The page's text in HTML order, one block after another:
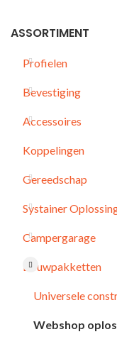
ASSORTIMENT
Profielen
Bevestiging
Accessoires
Koppelingen
Gereedschap
Systainer
Campergarage
Bouwpakketten
Universele
Webshop